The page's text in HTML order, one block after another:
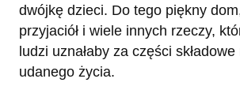
dwójkę dzieci. Do tego piękny
przyjaciół i wiele innych rzeczy,
ludzi uznałaby za części
udanego życia.